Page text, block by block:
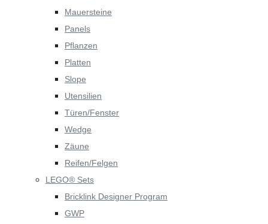
Mauersteine
Panels
Pflanzen
Platten
Slope
Utensilien
Türen/Fenster
Wedge
Zäune
Reifen/Felgen
LEGO® Sets
Bricklink Designer Program
GWP